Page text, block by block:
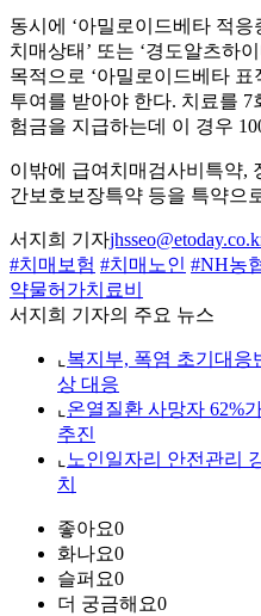
동시에 ‘아밀로이드베타 적응
치매상태’ 또는 ‘경도알츠하
목적으로 ‘아밀로이드베타
투여를 받아야 한다. 치료를
험금을 지급하는데 이 경우
이밖에 급여치매검사비특약,
간보호보장특약 등을 특약으
서지희 기자
#치매보험 #치매노인 #NH농
약물허가치료비
서지희 기자의 주요 뉴스
⌞ 복지부, 폭염 초기대응
상 대응
⌞ 온열질환 사망자 62%
추진
⌞ 노인일자리 안전관리
치
좋아요0
화나요0
슬퍼요0
더 궁금해요0